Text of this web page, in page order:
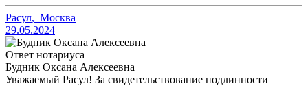
Расул, Москва
29.05.2024
Ответ нотариуса
Будник Оксана Алексеевна
Уважаемый Расул! За свидетельствование подлинности